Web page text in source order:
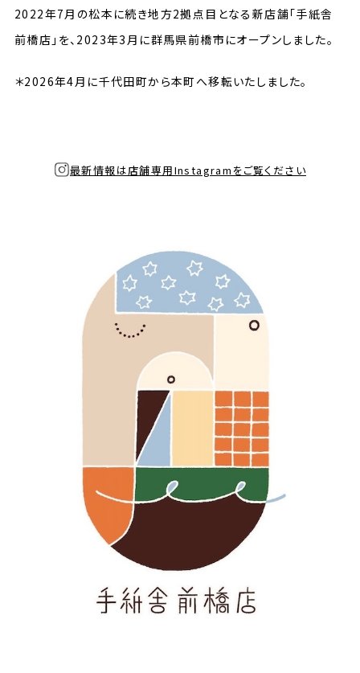
2022年7月の松本に続き地方2拠点目となる新店舗「手紙舎
前橋店」を、2023年3月に群馬県前橋市にオープンしました。
＊2026年4月に千代田町から本町へ移転いたしました。
最新情報は店舗専用Instagramをご覧ください